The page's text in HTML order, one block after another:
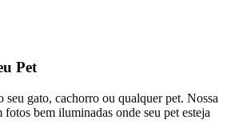
Pet
gato, cachorro ou qualquer pet. Nossa
bem iluminadas onde seu pet esteja